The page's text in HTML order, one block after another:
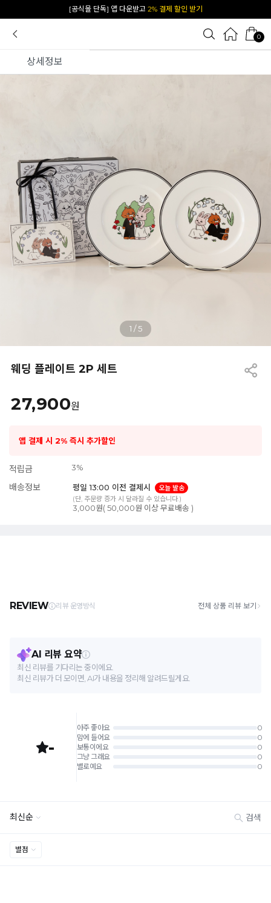
카카오 플친 추가하면1천원 즉시 할인 쿠폰
0
상세정보
1 /5
웨딩 플레이트 2P 세트
27,900원
앱 결제 시 2% 즉시 추가할인
적립금 3%
배송정보 평일 13:00 이전 결제시
오늘 발송
(단, 주문량 증가 시 달라질 수 있습니다.)
3,000원( 50,000원 이상 무료배송 )